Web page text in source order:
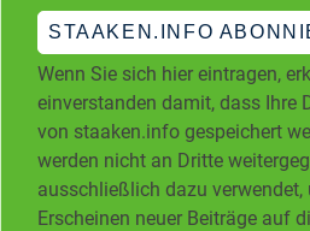
STAAKEN.INFO
Wenn Sie sich hier eintragen,
einverstanden damit, dass Ihre
von staaken.info gespeichert
werden nicht an Dritte
ausschließlich dazu verwendet,
Erscheinen neuer Beiträge auf